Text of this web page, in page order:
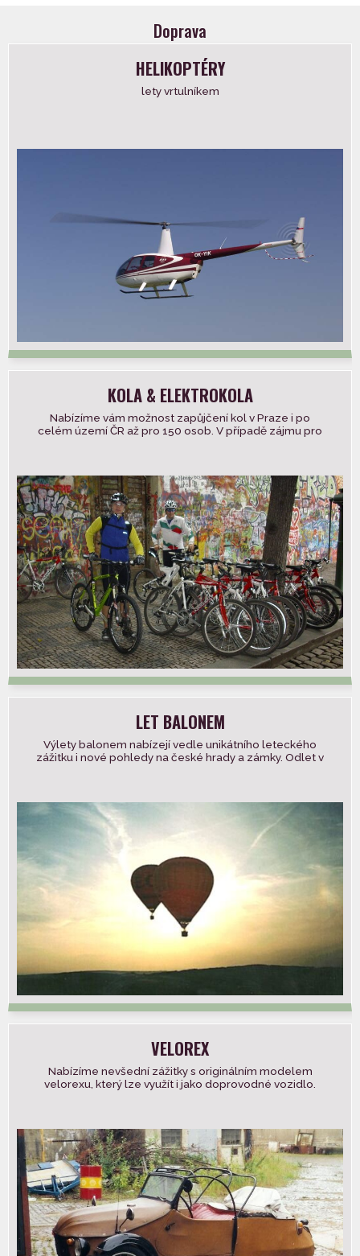
Doprava
HELIKOPTÉRY
lety vrtulníkem
KOLA & ELEKTROKOLA
Nabízíme vám možnost zapůjčení kol v Praze i po
celém území ČR až pro 150 osob. V případě zájmu pro
LET BALONEM
Výlety balonem nabízejí vedle unikátního leteckého
zážitku i nové pohledy na české hrady a zámky. Odlet v
VELOREX
Nabízíme nevšední zážitky s originálním modelem
velorexu, který lze využít i jako doprovodné vozidlo.